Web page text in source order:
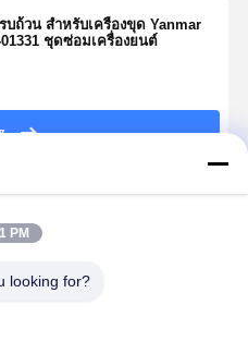
ถ้วน สําหรับเครื่องขุด Yanmar
01331 ชุดซ่อมเครื่องยนต์
PM
looking for?